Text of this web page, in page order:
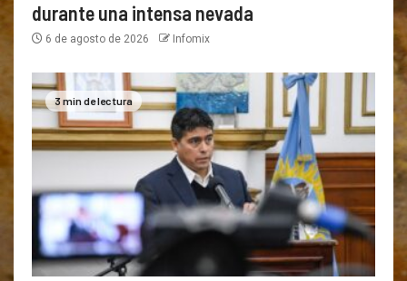
durante una intensa nevada
6 de agosto de 2026 Infomix
3 min de lectura